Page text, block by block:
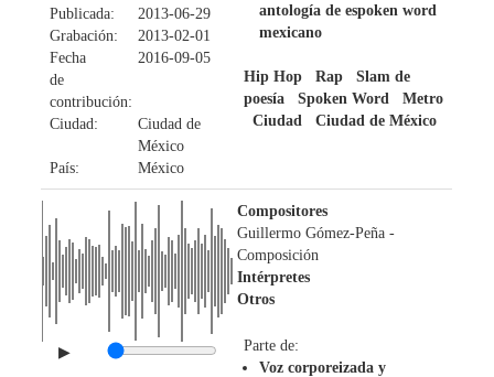
Publicada:
2013-06-29
Grabación:
2013-02-01
Fecha
de
contribución:
2016-09-05
Ciudad:
Ciudad de
México
País:
México
antología de espoken word
mexicano
Hip Hop Rap
Slam de
poesía
Spoken Word
Metro
Ciudad
Ciudad de México
▶
Compositores
Guillermo Gómez-Peña -
Composición
Intérpretes
Otros
Parte de:
Voz corporeizada y